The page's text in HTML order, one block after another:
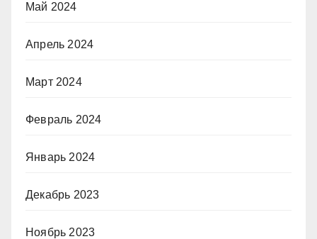
Май 2024
Апрель 2024
Март 2024
Февраль 2024
Январь 2024
Декабрь 2023
Ноябрь 2023